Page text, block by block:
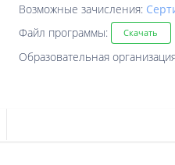
Возможные зачисления:
Файл программы:
Скачать
Образовательная